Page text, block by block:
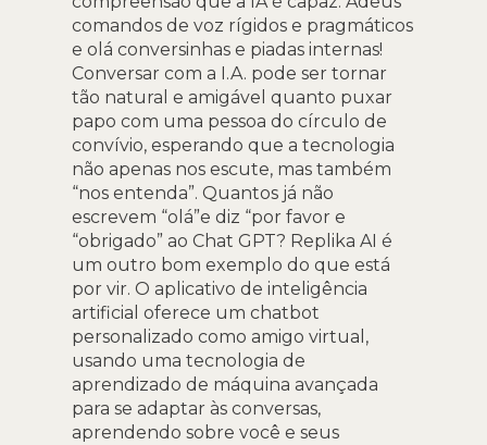
comandos de voz rígidos e pragmáticos
e olá conversinhas e piadas internas!
Conversar com a I.A. pode ser tornar
tão natural e amigável quanto puxar
papo com uma pessoa do círculo de
convívio, esperando que a tecnologia
não apenas nos escute, mas também
“nos entenda”. Quantos já não
escrevem “olá”e diz “por favor e
“obrigado” ao Chat GPT? Replika AI é
um outro bom exemplo do que está
por vir. O aplicativo de inteligência
artificial oferece um chatbot
personalizado como amigo virtual,
usando uma tecnologia de
aprendizado de máquina avançada
para se adaptar às conversas,
aprendendo sobre você e seus